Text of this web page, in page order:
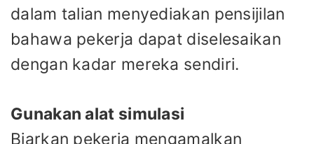
dalam talian menyediakan pensijilan
bahawa pekerja dapat diselesaikan
dengan kadar mereka sendiri.
Gunakan alat simulasi
Biarkan pekerja mengamalkan